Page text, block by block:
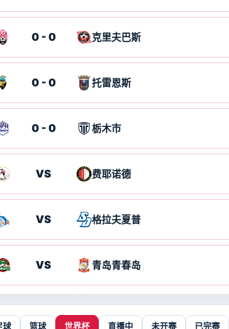
0 - 0 克里夫巴斯
0 - 0 托雷恩斯
0 - 0 栃木市
VS 费耶诺德
VS 格拉夫夏普
VS 青岛青春岛
球 篮球 世界杯 直播中 未开赛 已完赛